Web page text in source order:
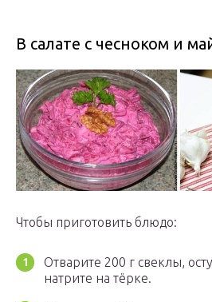
В салате с чесноком и
Чтобы приготовить блюдо:
Отварите 200 г свеклы,
натрите на тёрке.